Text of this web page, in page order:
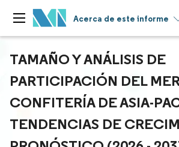
Acerca de este informe
TAMAÑO Y ANÁLISIS DE
PARTICIPACIÓN DEL
CONFITERÍA DE ASIA-
TENDENCIAS DE